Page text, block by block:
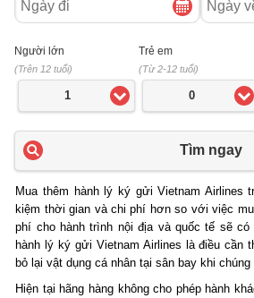
đi
về
Người lớn
(Trên 12 tuổi)
1
Trẻ em
(Từ 2-12 tuổi)
0
Tìm ngay
Mua thêm hành lý ký gửi Vietnam Airlines
kiệm thời gian và chi phí hơn so với việc
phí cho hành trình nội địa và quốc tế sẽ có
hành lý ký gửi Vietnam Airlines là điều cần
bỏ lại vật dụng cá nhân tại sân bay khi chúng
Hiện tại hãng hàng không cho phép hành